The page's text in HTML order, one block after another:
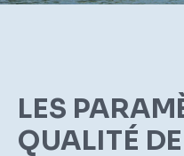
LES
QUALITÉ DE